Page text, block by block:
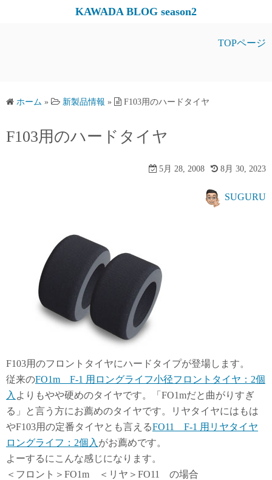
ス
ッ
KAWADA BLOG season2
TOPページ
ホーム » 新製品情報 » F103用のハードタイヤ
F103用のハードタイヤ
5月 28, 2008 8月 30, 2023
SUGURU
F103用のフロントタイヤにハードタイプが登場します。
従来のFO1m F-1 用ロングライフ小径フロントタイヤ：2個
入 よりもやや硬めのタイヤです。「FO1mだと曲がりすぎ
る」と言う方にお薦めのタイヤです。リヤタイヤにはもは
やF103用の定番タイヤとも言えるFO11 F-1 用リヤタイヤ
ロングライフ：2個入 がお薦めです。
よーするにこんな感じになります。
＜フロント＞FO1m ＜リヤ＞FO11 の場合